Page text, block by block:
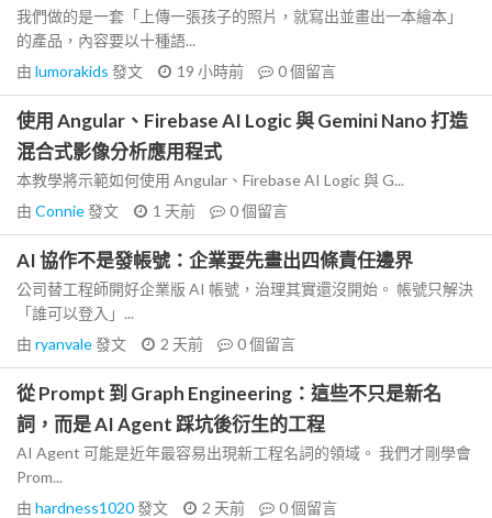
我們做的是一套「上傳一張孩子的照片，就寫出並畫出一本繪本」
的產品，內容要以十種語...
由 lumorakids 發文 19 小時前 0個留言
使用 Angular、Firebase AI Logic 與 Gemini Nano 打造
混合式影像分析應用程式
本教學將示範如何使用 Angular、Firebase AI Logic 與 G...
由 Connie發文 1 天前 0個留言
AI 協作不是發帳號：企業要先畫出四條責任邊界
公司替工程師開好企業版 AI 帳號，治理其實還沒開始。 帳號只解決
「誰可以登入」...
由 ryanvale發文 2 天前 0個留言
從 Prompt 到 Graph Engineering：這些不只是新名
詞，而是 AI Agent 踩坑後衍生的工程
AI Agent 可能是近年最容易出現新工程名詞的領域。 我們才剛學會
Prom...
由 hardness1020發文 2 天前 0個留言